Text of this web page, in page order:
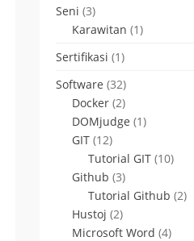
Seni (3)
Karawitan (1)
Sertifikasi (1)
Software (32)
Docker (2)
DOMjudge (1)
GIT (12)
Tutorial GIT (10)
Github (3)
Tutorial Github (2)
Hustoj (2)
Microsoft Word (4)